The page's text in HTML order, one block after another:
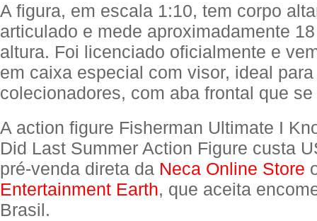
A figura, em escala 1:10, tem corpo
articulado e mede aproximadamente 18
altura. Foi licenciado oficialmente e
em caixa especial com visor, ideal para
colecionadores, com aba frontal que se
A action figure Fisherman Ultimate I
Did Last Summer Action Figure custa
pré-venda direta da Neca Online Store
Entertainment Earth, que aceita
Brasil.